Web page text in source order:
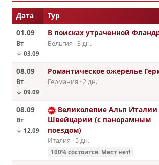
Дата Тур
01.09
Вт
↓ 03.09
В поисках утраченной
Бельгия · 3 дн.
08.09
Вт
↓ 09.09
Романтическое ожерелье
Германия · 2 дн.
08.09
Вт
↓ 12.09
Великолепие Альп Италии
Швейцарии (с панорамным
поездом)
Италия · 5 дн.
100% cостоится. Мест нет!